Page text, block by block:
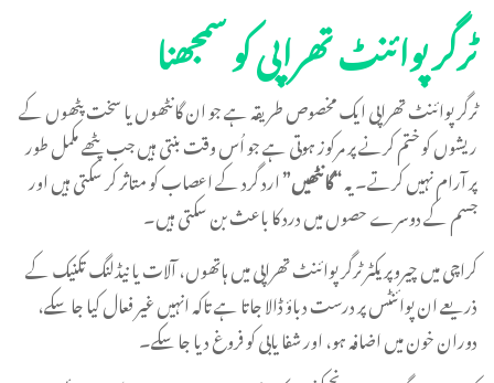
ٹرگر پوائنٹ تھراپی کو سمجھنا
ٹرگر پوائنٹ تھراپی ایک مخصوص طریقہ ہے جو ان گانٹھوں یا سخت پٹھوں کے
ریشوں کو ختم کرنے پر مرکوز ہوتی ہے جو اُس وقت بنتی ہیں جب پٹھے مکمل طور
پر آرام نہیں کرتے۔ یہ“گانٹھیں”ارد گرد کے اعصاب کو متاثر کر سکتی ہیں اور
جسم کے دوسرے حصوں میں درد کا باعث بن سکتی ہیں۔
کراچی میں چیروپریکٹر ٹرگر پوائنٹ تھراپی میں ہاتھوں، آلات یا نیڈلنگ تکنیک کے
ذریعے ان پوائنٹس پر درست دباؤ ڈالا جاتا ہے تاکہ انہیں غیر فعال کیا جا سکے،
دوران خون میں اضافہ ہو، اور شفا یابی کو فروغ دیا جا سکے۔